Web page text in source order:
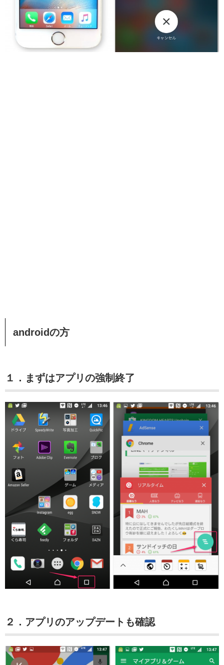
androidの方
１．まずはアプリの強制終了
２．アプリのアップデートも確認